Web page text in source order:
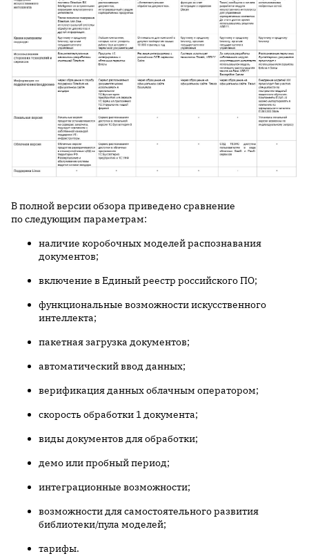
В полной версии обзора приведено сравнение
по следующим параметрам:
наличие коробочных моделей распознавания
документов;
включение в Единый реестр российского ПО;
функциональные возможности искусственного
интеллекта;
пакетная загрузка документов;
автоматический ввод данных;
верификация данных облачным оператором;
скорость обработки 1 документа;
виды документов для обработки;
демо или пробный период;
интеграционные возможности;
возможности для самостоятельного развития
библиотеки/пула моделей;
тарифы.